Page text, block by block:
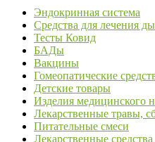
Эндокринная система
Средства для лечения
Тесты Ковид
БАДы
Вакцины
Гомеопатические
Детские товары
Изделия медицинского
Лекарственные травы,
Питательные смеси
Лекарственные средства